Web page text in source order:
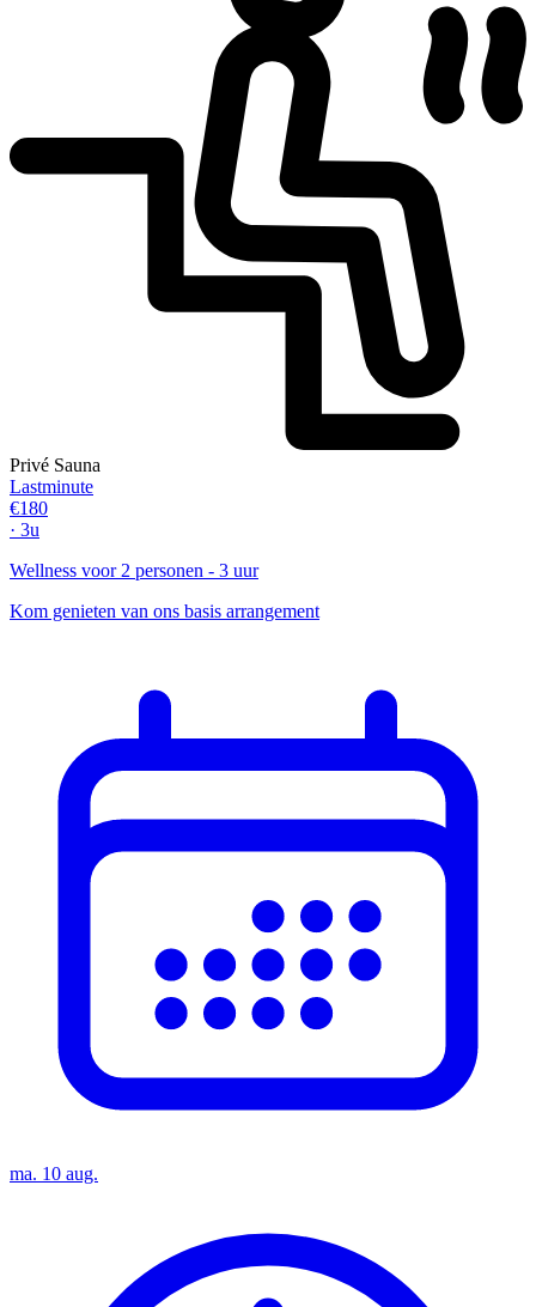
Privé Sauna
Lastminute
€180
· 3u
Wellness voor 2 personen - 3 uur
Kom genieten van ons basis arrangement
ma. 10 aug.